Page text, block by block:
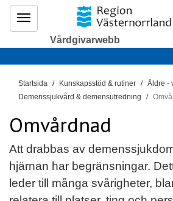
Meny
Vårdgivarwebb
D
u
r
h
ä
r
:
Startsida Kunskapsstöd & rutiner
Äldre -
Demenssjukvård & demensutredning
Omvårdnad
Att drabbas av
hjärnan har begränsningar.
leder till många svårigheter,